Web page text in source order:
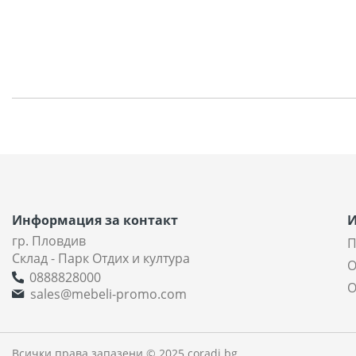
Информация за контакт
гр. Пловдив
Склад - Парк Отдих и култура
0888828000
sales@mebeli-promo.com
Всички права запазени © 2025 coradi.bg